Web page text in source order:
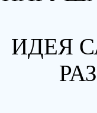
ИДЕЯ